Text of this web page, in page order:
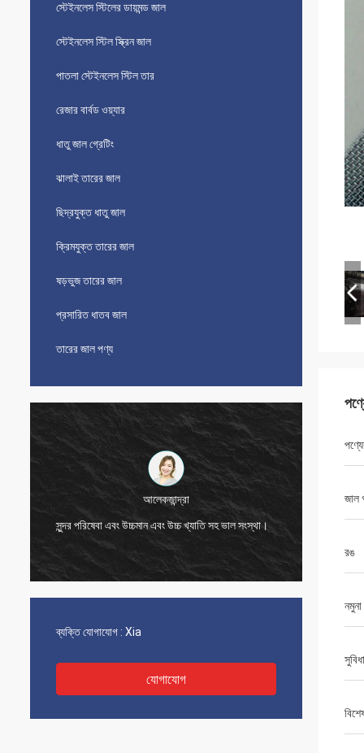
স্টেইনলেস স্টিলের ডায়মন্ড জাল
স্টেইনলেস স্টিল স্ক্রিন জাল
পাতলা স্টেইনলেস স্টিল তার
রেজার বার্বড ওয়্যার
ধাতু জাল গ্রেটিং
ঝালাই তারের জাল
ছিদ্রযুক্ত ধাতু জাল
ক্রিমযুক্ত তারের জাল
ষড়ভুজ তারের জাল
প্রসারিত ধাতব জাল
তারের জাল পণ্য
এলেন
খুব ভাল যোগাযোগের মাধ্যমে সমস্ত সমস্যার সমাধান, আমার
ক্রয়ের সাথে সন্তুষ্ট।
ব্যক্তি যোগাযোগ : Xia
যোগাযোগ
জাল
রঙ
নমুনা
সুবিধা